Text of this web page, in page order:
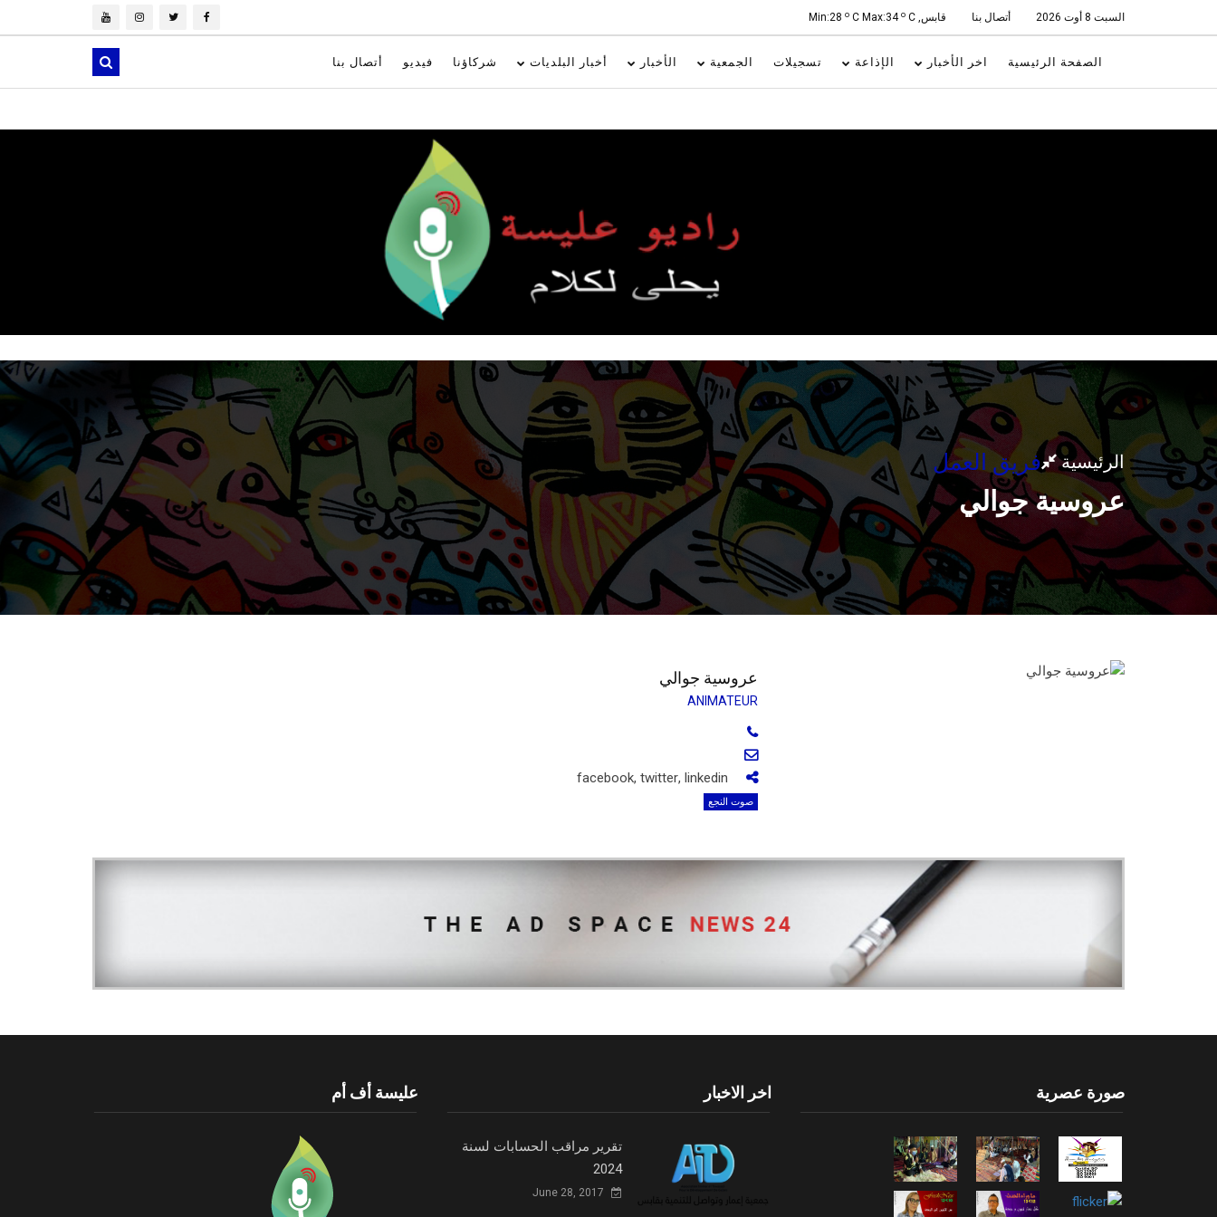
السبت 8 أوت 2026 أتصال بنا قابس, Min:28 o C Max:34 o C
الصفحة الرئيسية اخر الأخبار الإذاعة تسجيلات الجمعية الأخبار أخبار البلديات شركاؤنا فيديو أتصال بنا
الرئيسية فريق العمل
عروسية جوالي
عروسية جوالي
ANIMATEUR
facebook, twitter, linkedin
صوت النجع
عليسة أف أم اخر الاخبار
تقرير مراقب الحسابات لسنة
2024
صورة عصرية